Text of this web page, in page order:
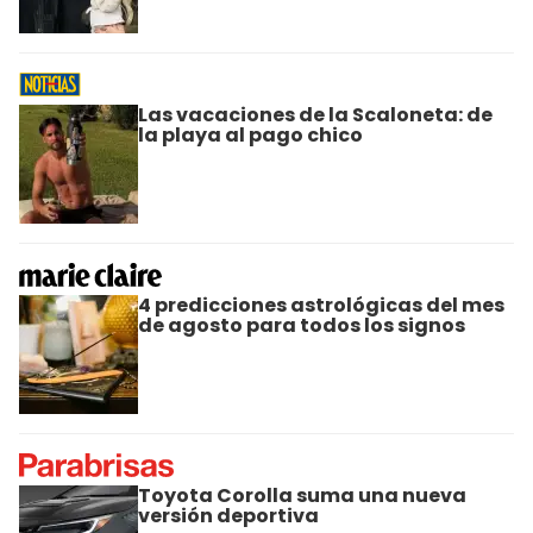
Las vacaciones de la Scaloneta: de
la playa al pago chico
4 predicciones astrológicas del mes
de agosto para todos los signos
Toyota Corolla suma una nueva
versión deportiva